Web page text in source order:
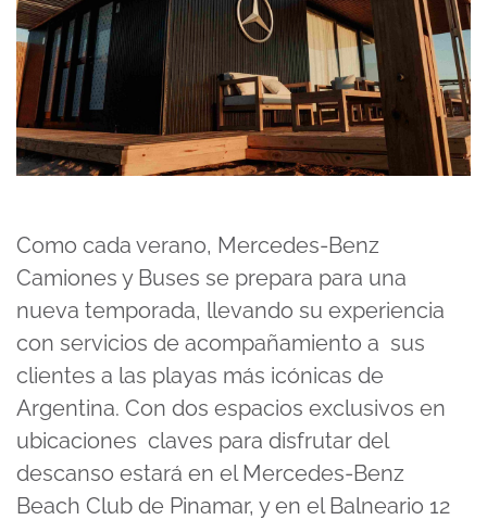
Como cada verano, Mercedes-Benz
Camiones y Buses se prepara para una
nueva temporada, llevando su experiencia
con servicios de acompañamiento a sus
clientes a las playas más icónicas de
Argentina. Con dos espacios exclusivos en
ubicaciones claves para disfrutar del
descanso estará en el Mercedes-Benz
Beach Club de Pinamar, y en el Balneario 12